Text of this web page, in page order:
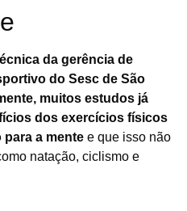
da gerência de
do Sesc de São
muitos estudos já
dos exercícios físicos
a mente e que isso não
natação, ciclismo e